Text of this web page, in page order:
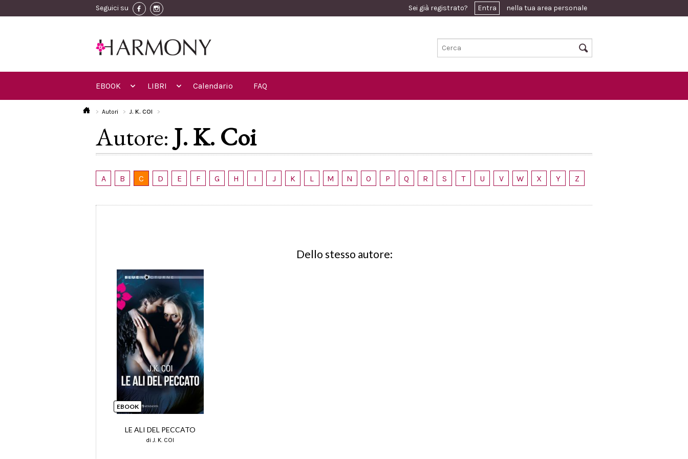
Seguici su Sei già registrato? Entra nella tua area personale
EBOOK LIBRI Calendario FAQ
Autori J. K. COI
Autore: J. K. Coi
A B C D E F G H I J K L M N O P Q R S T U V W X Y Z
Dello stesso autore:
EBOOK
LE ALI DEL PECCATO
di J. K. COI